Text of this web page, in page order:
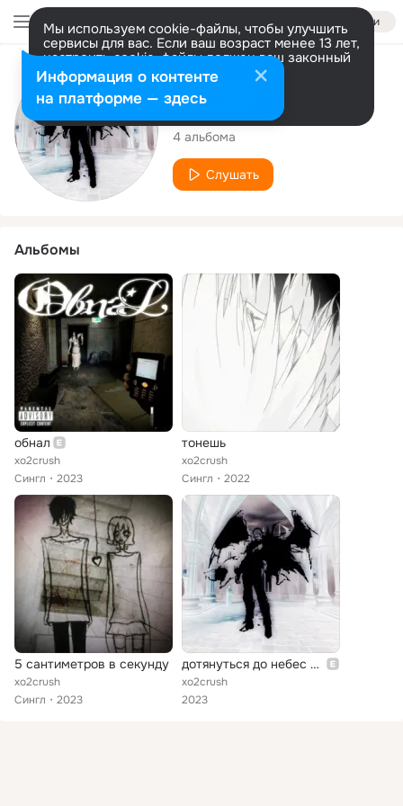
Войти
Мы используем cookie-файлы, чтобы улучшить
сервисы для вас. Если ваш возраст менее 13 лет,
настроить cookie-файлы должен ваш законный
представитель. Больше информации
Разрешить все Настроить
Исполнитель
xo2crush
4 альбома
Слушать
Альбомы
обнал
xo2crush
Сингл
2023
тонешь
xo2crush
Сингл
2022
5 сантиметров в секунду
xo2crush
Сингл
2023
дотянуться до небес со дна
xo2crush
2023
Информация о контенте
на платформе — здесь